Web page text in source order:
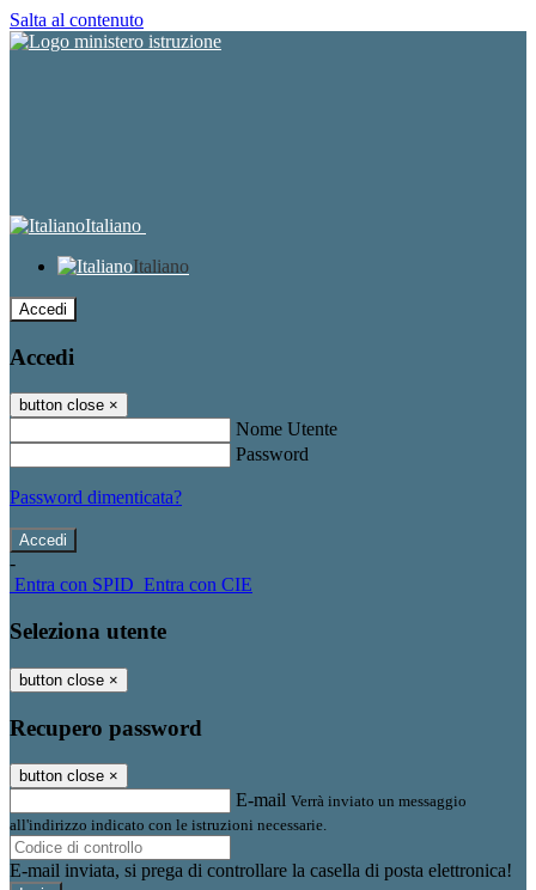
Salta al contenuto
Italiano
Italiano
Accedi
Accedi
button close ×
Nome Utente
Password
Password dimenticata?
-
Entra con SPID Entra con CIE
Seleziona utente
button close ×
Recupero password
button close ×
E-mail Verrà inviato un messaggio
all'indirizzo indicato con le istruzioni necessarie.
E-mail inviata, si prega di controllare la casella di posta elettronica!